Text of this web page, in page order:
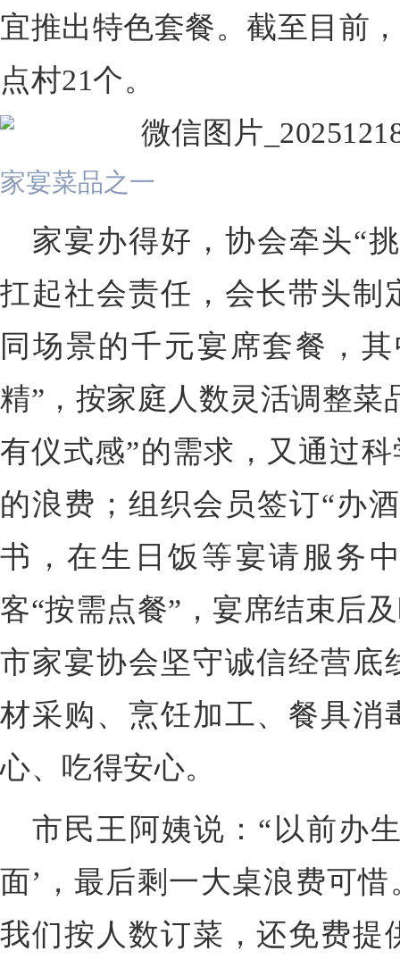
宜推出特色套餐。截至目前
点村21个。
家宴菜品之一
家宴办得好，协会牵头“
扛起社会责任，会长带头制
同场景的千元宴席套餐，
精”，按家庭人数灵活调整菜
有仪式感”的需求，又通过
的浪费；组织会员签订“办
书，在生日饭等宴请服务
客“按需点餐”，宴席结束后
市家宴协会坚守诚信经营底
材采购、烹饪加工、餐具消
心、吃得安心。
市民王阿姨说：“以前办
面’，最后剩一大桌浪费可
我们按人数订菜，还免费提